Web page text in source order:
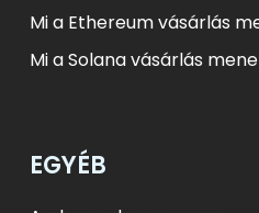
Mi a Ethereum vásárlás
Mi a Solana vásárlás
EGYÉB